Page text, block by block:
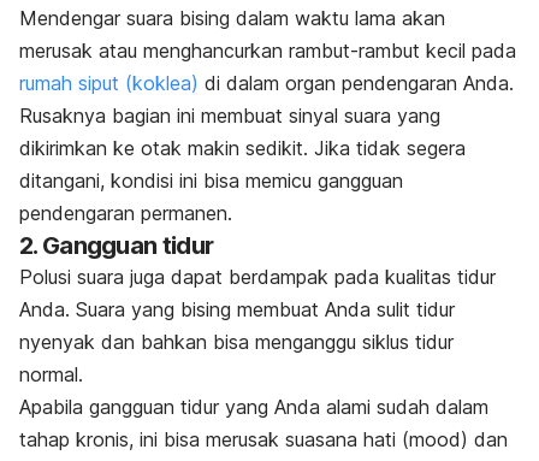
Mendengar suara bising dalam waktu lama akan
merusak atau menghancurkan rambut-rambut kecil pada
rumah siput (koklea) di dalam organ pendengaran Anda.
Rusaknya bagian ini membuat sinyal suara yang
dikirimkan ke otak makin sedikit. Jika tidak segera
ditangani, kondisi ini bisa memicu gangguan
pendengaran permanen.
2. Gangguan tidur
Polusi suara juga dapat berdampak pada kualitas tidur
Anda. Suara yang bising membuat Anda sulit tidur
nyenyak dan bahkan bisa menganggu siklus tidur
normal.
Apabila gangguan tidur yang Anda alami sudah dalam
tahap kronis, ini bisa merusak suasana hati (mood) dan